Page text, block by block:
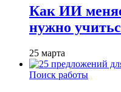
Как ИИ
нужно
25 марта
Поиск работы